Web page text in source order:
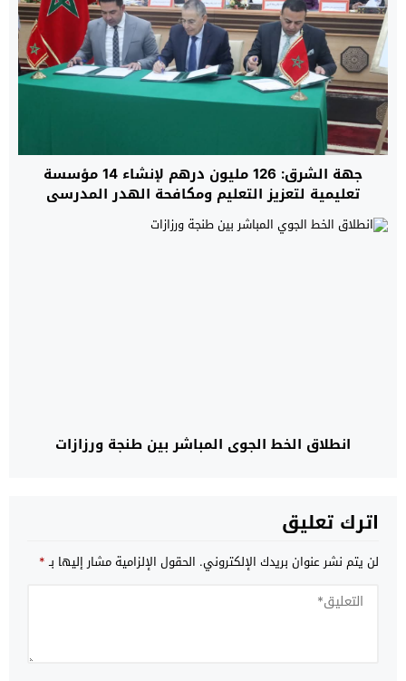
جهة الشرق: 126 مليون درهم لإنشاء 14 مؤسسة
تعليمية لتعزيز التعليم ومكافحة الهدر المدرسي
انطلاق الخط الجوي المباشر بين طنجة ورزازات
اترك تعليق
لن يتم نشر عنوان بريدك الإلكتروني. الحقول الإلزامية مشار إليها بـ*